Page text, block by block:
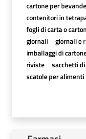
cartone per bevande
contenitori in
fogli di carta o
giornali
giornali e
imballaggi di
riviste
sacchetti
scatole per alimenti